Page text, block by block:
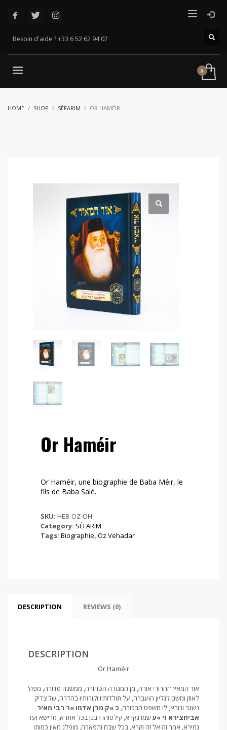
Besoin d'aide ? +33 6 52 62 94 07
HOME SHOP SÉFARIM OR HAMÉIR
Or Haméir
Or Haméir, une biographie de Baba Méir, le
fils de Baba Salé.
SKU: HEB-OZ-OH
Category: SÉFARIM
Tags: Biographie, Oz Vehadar
DESCRIPTION REVIEWS (0)
DESCRIPTION
Or Haméir
‘אור המאיר’ זהרורי אורה, מן המנורה הטהורה, ממשנה סדורה, מפה
לאוזן ומשם לגליון הועברה, על תולדותיו וקורותיו בהדרה, של צדיק
נשגב ונורא, לו משפט הבכורה, כ »ק מרן אדמו »ר רבי מאיר
אביחצירא זי »עשמו נקרא, קילסוהו רבנן בכל אתרא, מרישא ועד
גמירא, אמר זה אל זה וקרא, בכל שבח ותפארה, מופלג מאין כמותו